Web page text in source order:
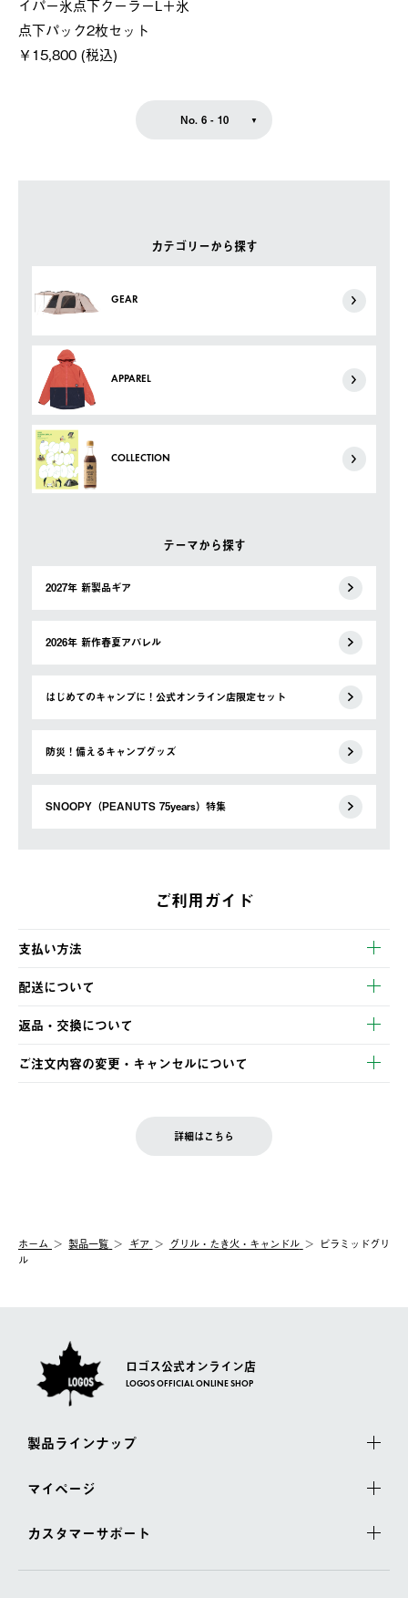
カテゴリーから探す
GEAR
APPAREL
COLLECTION
テーマから探す
2027年 新製品ギア
2026年 新作春夏アパレル
はじめてのキャンプに！公式オンライン店限定セット
防災！備えるキャンプグッズ
SNOOPY（PEANUTS 75years）特集
イパー氷点下クーラーL＋氷
点下パック2枚セット
￥15,800 (税込)
No. 6 - 10
ご利用ガイド
支払い方法
以下のいずれかの方法でお支払いいただけます。
・クレジットカード決済
・コンビニ決済
・Pay-easy決済
配送について
【発送スケジュール】
ご注文・ご入金完了より2営業日以内に商品を発送いたします。
土日祝の発送はございませんので、木曜日以降のご注文は週明け
の発送となる場合がございます。
【配送業者】
佐川急便にて配送されます。
返品・交換について
※お客様都合の場合
お客様都合の返品にかかる送料は、お客様ご負担とさせていただ
一度お手元の商品を返品いただき、ご希望商品を再注文してくだ
ご注文内容の変更・キャンセルについて
LOGOS FAMILY会員の方は、会員マイページ内 購入履歴画面に
詳細はこちら
ホーム 製品一覧 ギア グリル・たき火・キャンドル
ピラミッドグリ
ル
ロゴス公式オンライン店
LOGOS OFFICIAL ONLINE SHOP
製品ラインナップ
マイページ
カスタマーサポート